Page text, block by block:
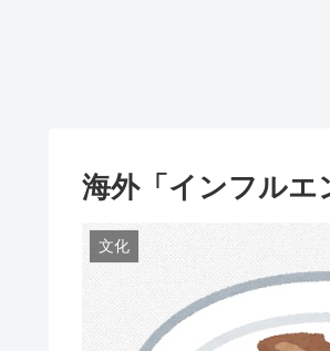
海外「インフルエ
文化